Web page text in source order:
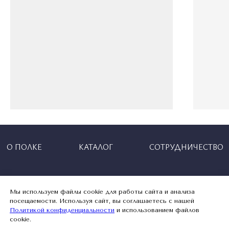
Мы используем файлы cookie для работы сайта и анализа
посещаемости. Используя сайт, вы соглашаетесь с нашей
Политикой конфиденциальности и использованием файлов
cookie.